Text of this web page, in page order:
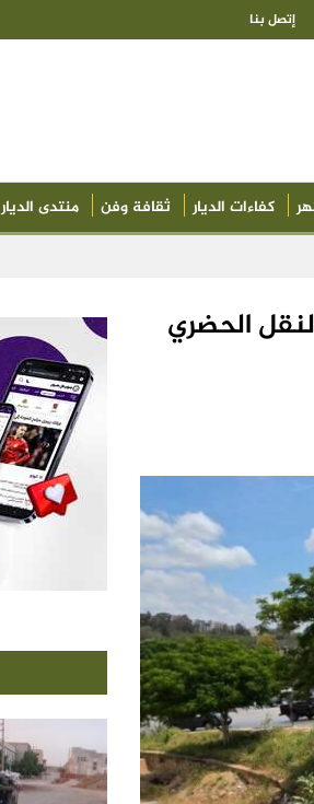
إتصل بنا
كفاءات الديار ثقافة وفن منتدى الديار
الحضري